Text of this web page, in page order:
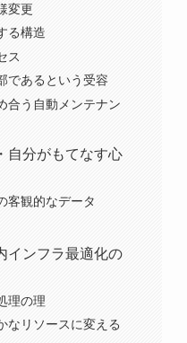
変更
る構造
ス
であるという受容
合う自動メンテナン
自分がもてなす心
客観的なデータ
インフラ最適化の
理の理
なリソースに変える